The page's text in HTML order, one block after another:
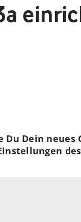
Dein neues